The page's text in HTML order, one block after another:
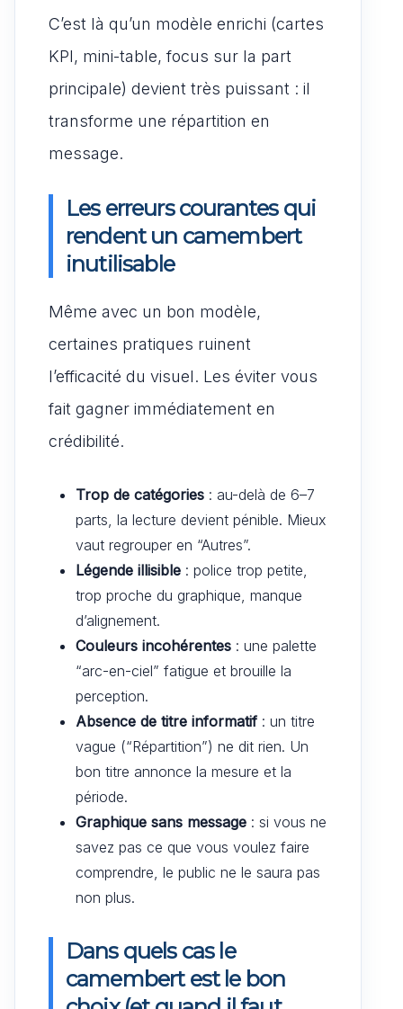
C’est là qu’un modèle enrichi (cartes
KPI, mini-table, focus sur la part
principale) devient très puissant : il
transforme une répartition en
message.
Les erreurs courantes qui
rendent un camembert
inutilisable
Même avec un bon modèle,
certaines pratiques ruinent
l’efficacité du visuel. Les éviter vous
fait gagner immédiatement en
crédibilité.
Trop de catégories : au-delà de 6–7
parts, la lecture devient pénible. Mieux
vaut regrouper en “Autres”.
Légende illisible : police trop petite,
trop proche du graphique, manque
d’alignement.
Couleurs incohérentes : une palette
“arc-en-ciel” fatigue et brouille la
perception.
Absence de titre informatif : un titre
vague (“Répartition”) ne dit rien. Un
bon titre annonce la mesure et la
période.
Graphique sans message : si vous ne
savez pas ce que vous voulez faire
comprendre, le public ne le saura pas
non plus.
Dans quels cas le
camembert est le bon